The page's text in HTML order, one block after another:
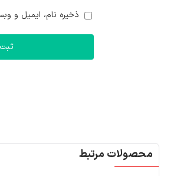
ذخیره نام، ایمیل و
محصولات مرتبط